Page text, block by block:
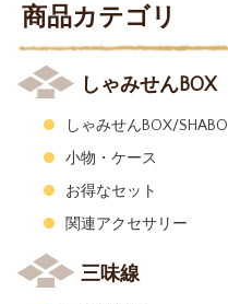
商品カテゴリ
しゃみせんBOX
しゃみせんBOX/SHABO
小物・ケース
お得なセット
関連アクセサリー
三味線